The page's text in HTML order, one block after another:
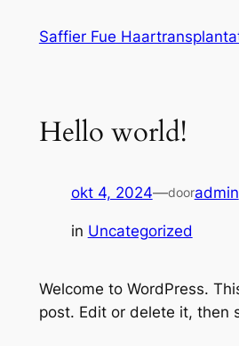
Saffier Fue
Hello world!
okt 4, 2024—dooradmin
in Uncategorized
Welcome to WordPress.
post. Edit or delete it, then